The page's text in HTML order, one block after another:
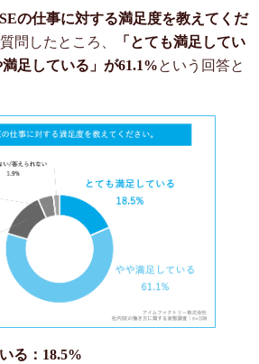
の仕事に対する満足度を教えてくだ
問したところ、
「とても満足してい
足している」が61.1%という回答と
る：18.5%